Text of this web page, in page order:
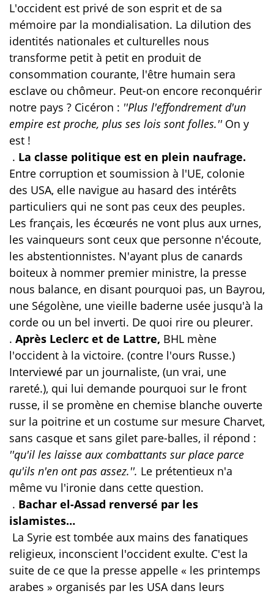
L'occident est privé de son esprit et de sa
mémoire par la mondialisation. La dilution des
identités nationales et culturelles nous
transforme petit à petit en produit de
consommation courante, l'être humain sera
esclave ou chômeur. Peut-on encore reconquérir
notre pays ? Cicéron : ''Plus l'effondrement d'un
empire est proche, plus ses lois sont folles.'' On y
est !
. La classe politique est en plein naufrage.
Entre corruption et soumission à l'UE, colonie
des USA, elle navigue au hasard des intérêts
particuliers qui ne sont pas ceux des peuples.
Les français, les écœurés ne vont plus aux urnes,
les vainqueurs sont ceux que personne n'écoute,
les abstentionnistes. N'ayant plus de canards
boiteux à nommer premier ministre, la presse
nous balance, en disant pourquoi pas, un Bayrou,
une Ségolène, une vieille baderne usée jusqu'à la
corde ou un bel inverti. De quoi rire ou pleurer.
. Après Leclerc et de Lattre, BHL mène
l'occident à la victoire. (contre l'ours Russe.)
Interviewé par un journaliste, (un vrai, une
rareté.), qui lui demande pourquoi sur le front
russe, il se promène en chemise blanche ouverte
sur la poitrine et un costume sur mesure Charvet,
sans casque et sans gilet pare-balles, il répond :
''qu'il les laisse aux combattants sur place parce
qu'ils n'en ont pas assez.''. Le prétentieux n'a
même vu l'ironie dans cette question.
. Bachar el-Assad renversé par les
islamistes…
La Syrie est tombée aux mains des fanatiques
religieux, inconscient l'occident exulte. C'est la
suite de ce que la presse appelle « les printemps
arabes » organisés par les USA dans leurs